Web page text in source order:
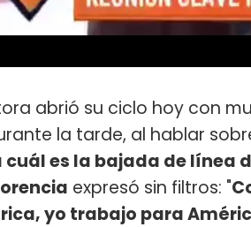
abrió su ciclo hoy con
la tarde, al hablar
es la bajada de línea
expresó sin filtros: "
yo trabajo para